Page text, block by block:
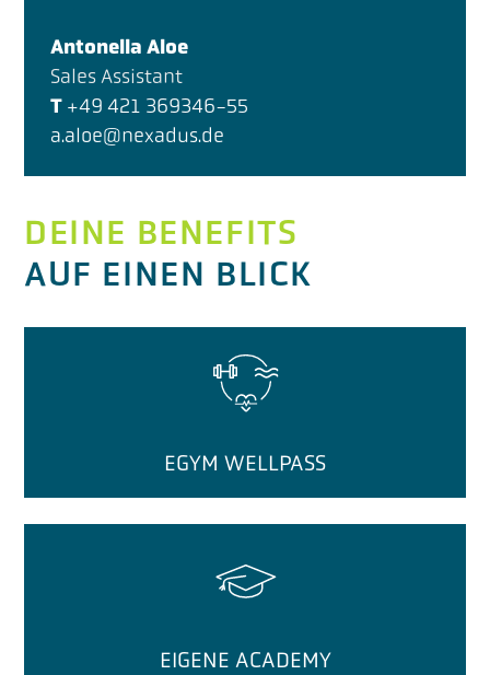
Antonella Aloe
Sales Assistant
T +49 421 369346-55
a.aloe@nexadus.de
DEINE BENEFITS
AUF EINEN BLICK
EGYM WELLPASS
EIGENE ACADEMY